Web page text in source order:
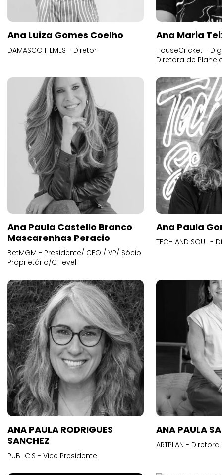
Ana Luiza Gomes Coelho
DAMASCO FILMES - Diretor
Ana Maria
HouseCricket -
Diretora de
Ana Paula Castello Branco
Mascarenhas Peracio
BetMGM - Presidente/ CEO / VP/ Sócio
Proprietário/C-level
Ana Paula
TECH AND SOUL
ANA PAULA RODRIGUES
SANCHEZ
PUBLICIS - Vice Presidente
ANA PAULA
ARTPLAN -